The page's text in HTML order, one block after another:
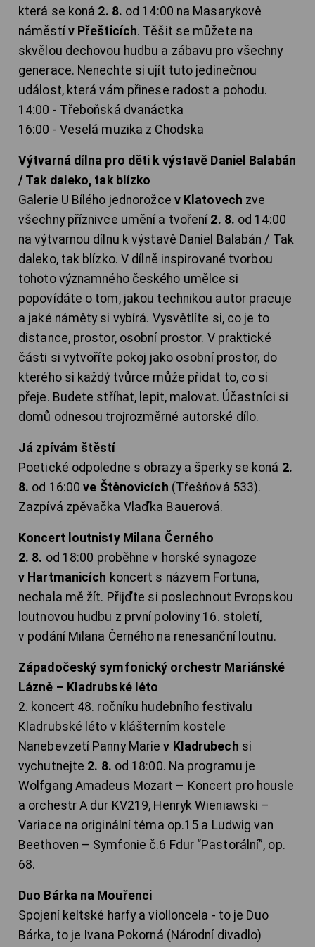
která se koná 2. 8. od 14:00 na Masarykově
náměstí v Přešticích. Těšit se můžete na
skvělou dechovou hudbu a zábavu pro všechny
generace. Nenechte si ujít tuto jedinečnou
událost, která vám přinese radost a pohodu.
14:00 - Třeboňská dvanáctka
16:00 - Veselá muzika z Chodska
Výtvarná dílna pro děti k výstavě Daniel Balabán
/ Tak daleko, tak blízko
Galerie U Bílého jednorožce v Klatovech zve
všechny příznivce umění a tvoření 2. 8. od 14:00
na výtvarnou dílnu k výstavě Daniel Balabán / Tak
daleko, tak blízko. V dílně inspirované tvorbou
tohoto významného českého umělce si
popovídáte o tom, jakou technikou autor pracuje
a jaké náměty si vybírá. Vysvětlíte si, co je to
distance, prostor, osobní prostor. V praktické
části si vytvoříte pokoj jako osobní prostor, do
kterého si každý tvůrce může přidat to, co si
přeje. Budete stříhat, lepit, malovat. Účastníci si
domů odnesou trojrozměrné autorské dílo.
Já zpívám štěstí
Poetické odpoledne s obrazy a šperky se koná 2.
8. od 16:00ve Štěnovicích (Třešňová 533).
Zazpívá zpěvačka Vlaďka Bauerová.
Koncert loutnisty Milana Černého
2. 8. od 18:00 proběhne v horské synagoze
v Hartmanicích koncert s názvem Fortuna,
nechala mě žít. Přijďte si poslechnout Evropskou
loutnovou hudbu z první poloviny 16. století,
v podání Milana Černého na renesanční loutnu.
Západočeský symfonický orchestr Mariánské
Lázně – Kladrubské léto
2. koncert 48. ročníku hudebního festivalu
Kladrubské léto v klášterním kostele
Nanebevzetí Panny Mariev Kladrubech si
vychutnejte 2. 8. od 18:00. Na programu je
Wolfgang Amadeus Mozart – Koncert pro housle
a orchestr A dur KV219, Henryk Wieniawski –
Variace na originální téma op.15 a Ludwig van
Beethoven – Symfonie č.6 Fdur “Pastorální”, op.
68.
Duo Bárka na Mouřenci
Spojení keltské harfy a violloncela - to je Duo
Bárka, to je Ivana Pokorná (Národní divadlo)